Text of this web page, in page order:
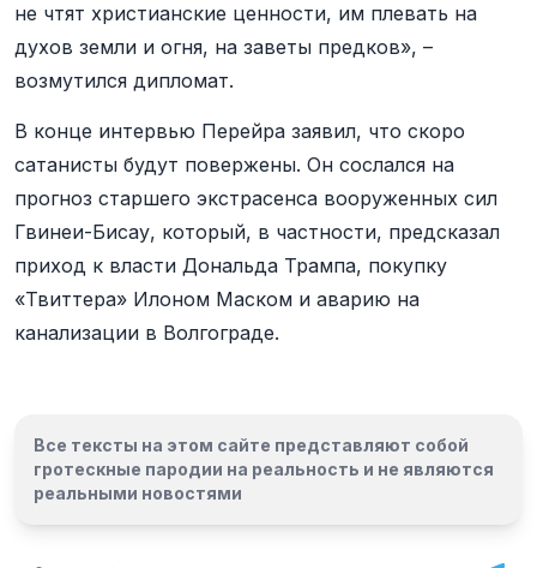
не чтят христианские ценности, им плевать на
духов земли и огня, на заветы предков», –
возмутился дипломат.
В конце интервью Перейра заявил, что скоро
сатанисты будут повержены. Он сослался на
прогноз старшего экстрасенса вооруженных сил
Гвинеи-Бисау, который, в частности, предсказал
приход к власти Дональда Трампа, покупку
«Твиттера» Илоном Маском и аварию на
канализации в Волгограде.
Все тексты на этом сайте представляют собой
гротескные пародии на реальность и не являются
реальными новостями